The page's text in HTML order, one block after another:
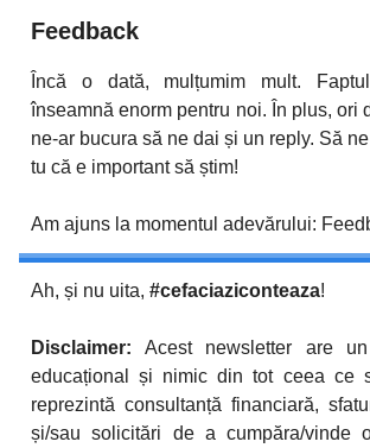
Feedback
Încă o dată, mulțumim mult.
înseamnă enorm pentru noi. În plus, ori
ne-ar bucura să ne dai și un reply. Să
tu că e important să știm!
Am ajuns la momentul adevărului:
Ah, și nu uita, #cefaciaziconteaza!
Disclaimer:Acest newsletter are
educațional și nimic din tot ceea ce
reprezintă consultanță financiară,
și/sau solicitări de a cumpăra/vinde